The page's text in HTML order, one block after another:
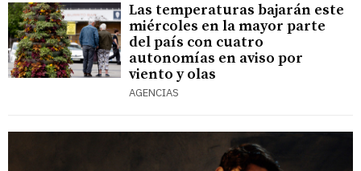
Las temperaturas bajarán este
miércoles en la mayor parte
del país con cuatro
autonomías en aviso por
viento y olas
AGENCIAS